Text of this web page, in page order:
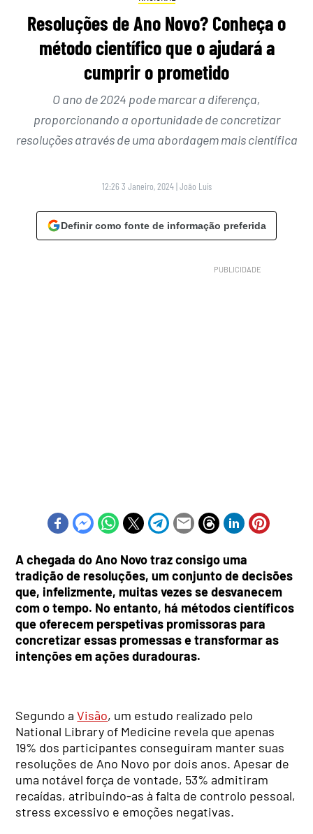
Resoluções de Ano Novo? Conheça o
método científico que o ajudará a
cumprir o prometido
O ano de 2024 pode marcar a diferença,
proporcionando a oportunidade de concretizar
resoluções através de uma abordagem mais científica
12:26 3 Janeiro, 2024 |João Luís
Definir como fonte de informação preferida
A chegada do Ano Novo traz consigo uma
tradição de resoluções, um conjunto de decisões
que, infelizmente, muitas vezes se desvanecem
com o tempo. No entanto, há métodos científicos
que oferecem perspetivas promissoras para
concretizar essas promessas e transformar as
intenções em ações duradouras.
Segundo aVisão, um estudo realizado pelo
National Library of Medicine revela que apenas
19% dos participantes conseguiram manter suas
resoluções de Ano Novo por dois anos. Apesar de
uma notável força de vontade, 53% admitiram
recaídas, atribuindo-as à falta de controlo pessoal,
stress excessivo e emoções negativas.